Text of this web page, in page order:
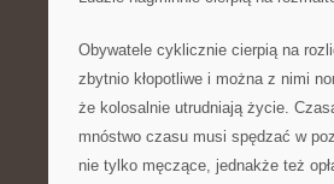
Obywatele cyklicznie cierpią na
zbytnio kłopotliwe i można z nimi
że kolosalnie utrudniają życie.
mnóstwo czasu musi spędzać w
nie tylko męczące, jednakże też